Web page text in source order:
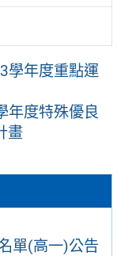
單(高一)公告
學年度重點運
年度特殊優良
畫